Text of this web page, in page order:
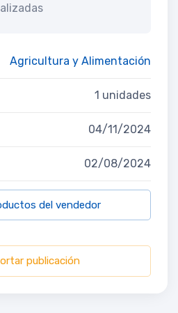
Agricultura y Alimentación
1 unidades
04/11/2024
02/08/2024
del vendedor
publicación